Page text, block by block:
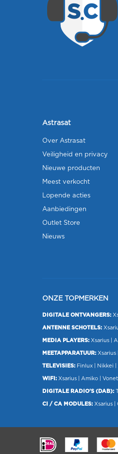
Astrasat
Over Astrasat
Veiligheid en privacy
Nieuwe producten
Meest verkocht
Lopende acties
Aanbiedingen
Outlet Store
Nieuws
ONZE TOPMERKEN
DIGITALE ONTVANGERS:
ANTENNE SCHOTELS:
MEDIA PLAYERS: Xsarius
MEETAPPARATUUR: Xsarius
TELEVISIES: Finlux | Nikkei |
WIFI: Xsarius Amiko
DIGITALE RADIO'S (DAB):
CI / CA MODULES: Xsarius
.